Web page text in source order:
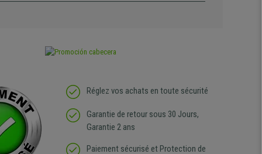
Réglez vos achats en toute sécurité
Garantie de retour sous 30 Jours,
Garantie 2 ans
Paiement sécurisé et Protection de